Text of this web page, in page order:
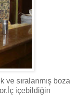
ve sıralanmış boza
içebildiğin